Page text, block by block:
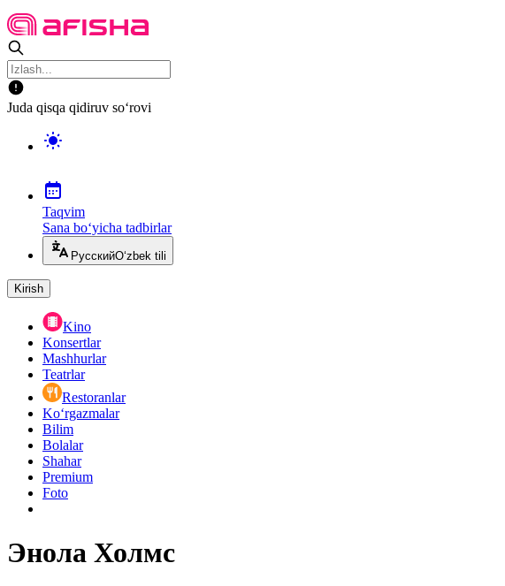
Juda qisqa qidiruv so‘rovi
Taqvim
Sana bo‘yicha tadbirlar
РусскийO‘zbek tili
Kirish
Kino
Konsertlar
Mashhurlar
Teatrlar
Restoranlar
Ko‘rgazmalar
Bilim
Bolalar
Shahar
Premium
Foto
Энола Холмс